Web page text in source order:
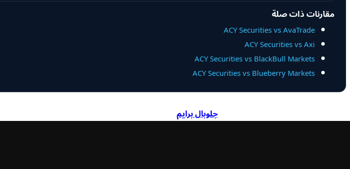
مقارنات ذات صلة
ACY Securities vs AvaTrade
ACY Securities vs Axi
ACY Securities vs BlackBull Markets
ACY Securities vs Blueberry Markets
جلوبال برايم